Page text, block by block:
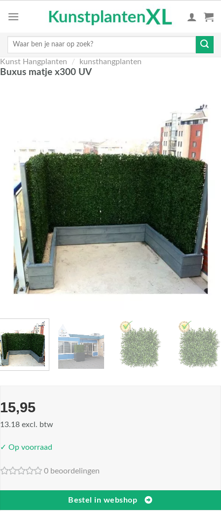
Zoeken
Kunst Hangplanten / kunsthangplanten
Buxus matje x300 UV
15,95
13.18 excl. btw
✓ Op voorraad
0 beoordelingen
Bestel in webshop